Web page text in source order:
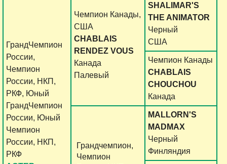
ГрандЧемпион
России,
Чемпион
России, НКП,
РКФ, Юный
ГрандЧемпион
России, Юный
Чемпион
России, НКП,
РКФ
Чемпион Канады,
США
CHABLAIS
RENDEZ VOUS
Канада
Палевый
SHALIMAR'S
THE ANIMATOR
Черный
США
Чемпион Канады
CHABLAIS
CHOUCHOU
Канада
Грандчемпион,
Чемпион
MALLORN'S
MADMAX
Черный
Финляндия